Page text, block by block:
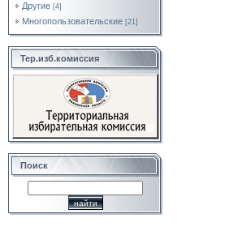
Другие [4]
Многопользовательские [21]
Тер.изб.комиссия
Поиск